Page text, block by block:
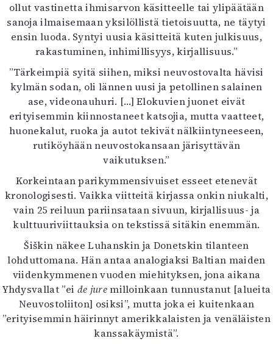
ollut vastinetta ihmisarvon käsitteelle tai ylipäätään
sanoja ilmaisemaan yksilöllistä tietoisuutta, ne täytyi
ensin luoda. Syntyi uusia käsitteitä kuten julkisuus,
rakastuminen, inhimillisyys, kirjallisuus.”
”Tärkeimpiä syitä siihen, miksi neuvostovalta hävisi
kylmän sodan, oli lännen uusi ja petollinen salainen
ase, videonauhuri. […] Elokuvien juonet eivät
erityisemmin kiinnostaneet katsojia, mutta vaatteet,
huonekalut, ruoka ja autot tekivät nälkiintyneeseen,
rutiköyhään neuvostokansaan järisyttävän
vaikutuksen.”
Korkeintaan parikymmensivuiset esseet etenevät
kronologisesti. Vaikka viitteitä kirjassa onkin niukalti,
vain 25 reiluun pariinsataan sivuun, kirjallisuus- ja
kulttuuriviittauksia on tekstissä sitäkin enemmän.
Šiškin näkee Luhanskin ja Donetskin tilanteen
lohduttomana. Hän antaa analogiaksi Baltian maiden
viidenkymmenen vuoden miehityksen, jona aikana
Yhdysvallat ”ei de juremilloinkaan tunnustanut [alueita
Neuvostoliiton] osiksi”, mutta joka ei kuitenkaan
”erityisemmin häirinnyt amerikkalaisten ja venäläisten
kanssakäymistä”.